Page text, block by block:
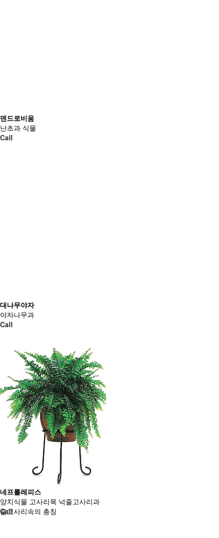
덴드로비움
난초과 식물
Call
대나무야자
야자나무과
Call
네프롤레피스
양치식물 고사리목 넉줄고사리과
줄고사리속의 총칭
Call